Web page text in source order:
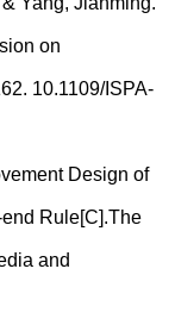
on
10.1109/ISPA-
Design of
Rule[C].The
and